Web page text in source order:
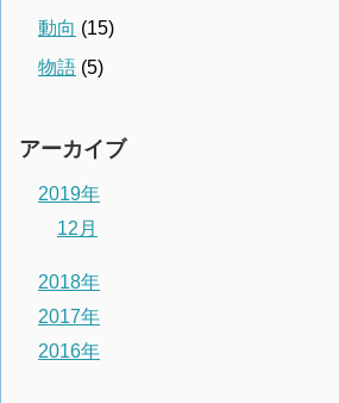
動向 (15)
物語 (5)
アーカイブ
2019年
12月
2018年
2017年
2016年